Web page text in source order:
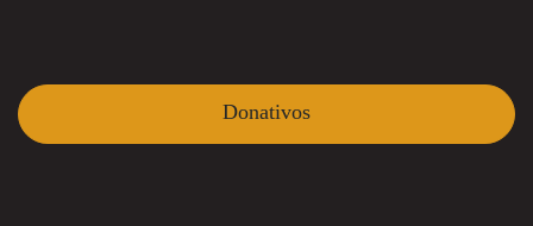
Donativos